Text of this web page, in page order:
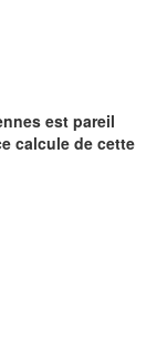
est pareil
calcule de cette